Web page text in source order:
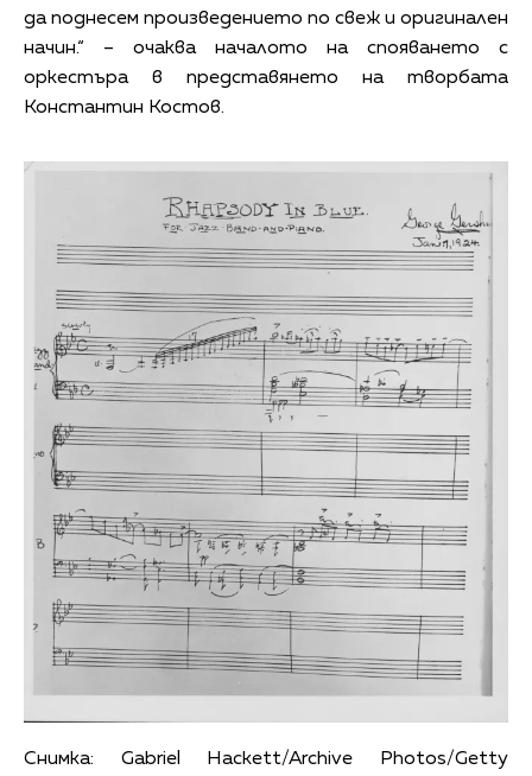
да поднесем произведението по свеж и оригинален
начин.“ – очаква началото на спояването с
оркестъра в представянето на творбата
Константин Костов.
Снимка: Gabriel Hackett/Archive Photos/Getty